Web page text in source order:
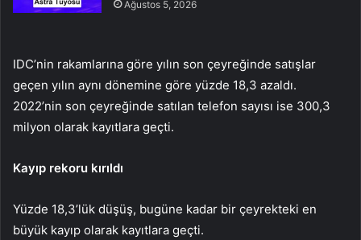
Ağustos 5, 2026
IDC’nin rakamlarına göre yılın son çeyreğinde satışlar
geçen yılın aynı dönemine göre yüzde 18,3 azaldı.
2022’nin son çeyreğinde satılan telefon sayısı ise 300,3
milyon olarak kayıtlara geçti.
Kayıp rekoru kırıldı
Yüzde 18,3’lük düşüş, bugüne kadar bir çeyrekteki en
büyük kayıp olarak kayıtlara geçti.